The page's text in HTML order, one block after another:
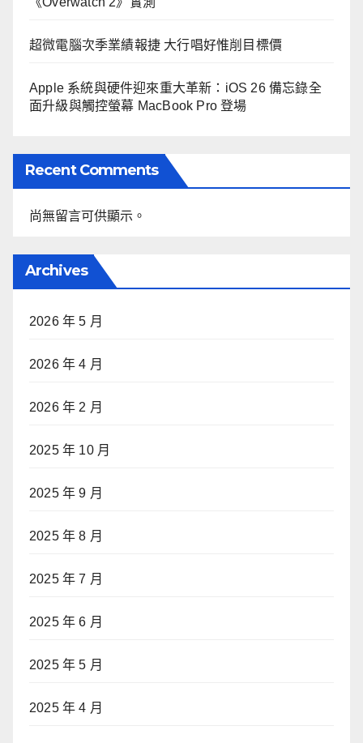
超微電腦次季業績報捷 大行唱好惟削目標價
Apple 系統與硬件迎來重大革新：iOS 26 備忘錄全
面升級與觸控螢幕 MacBook Pro 登場
Recent Comments
尚無留言可供顯示。
Archives
2026 年 5 月
2026 年 4 月
2026 年 2 月
2025 年 10 月
2025 年 9 月
2025 年 8 月
2025 年 7 月
2025 年 6 月
2025 年 5 月
2025 年 4 月